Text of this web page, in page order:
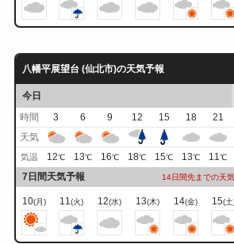
八幡平展望台 (仙北市)の天気予報
今日
時間
3 6 9 12 15 18 21
天気
気温 12℃ 13℃ 16℃ 18℃ 15℃ 13℃ 11℃
7日間天気予報 14日間先までの天
10(月) 11(火) 12(水) 13(木) 14(金) 15(